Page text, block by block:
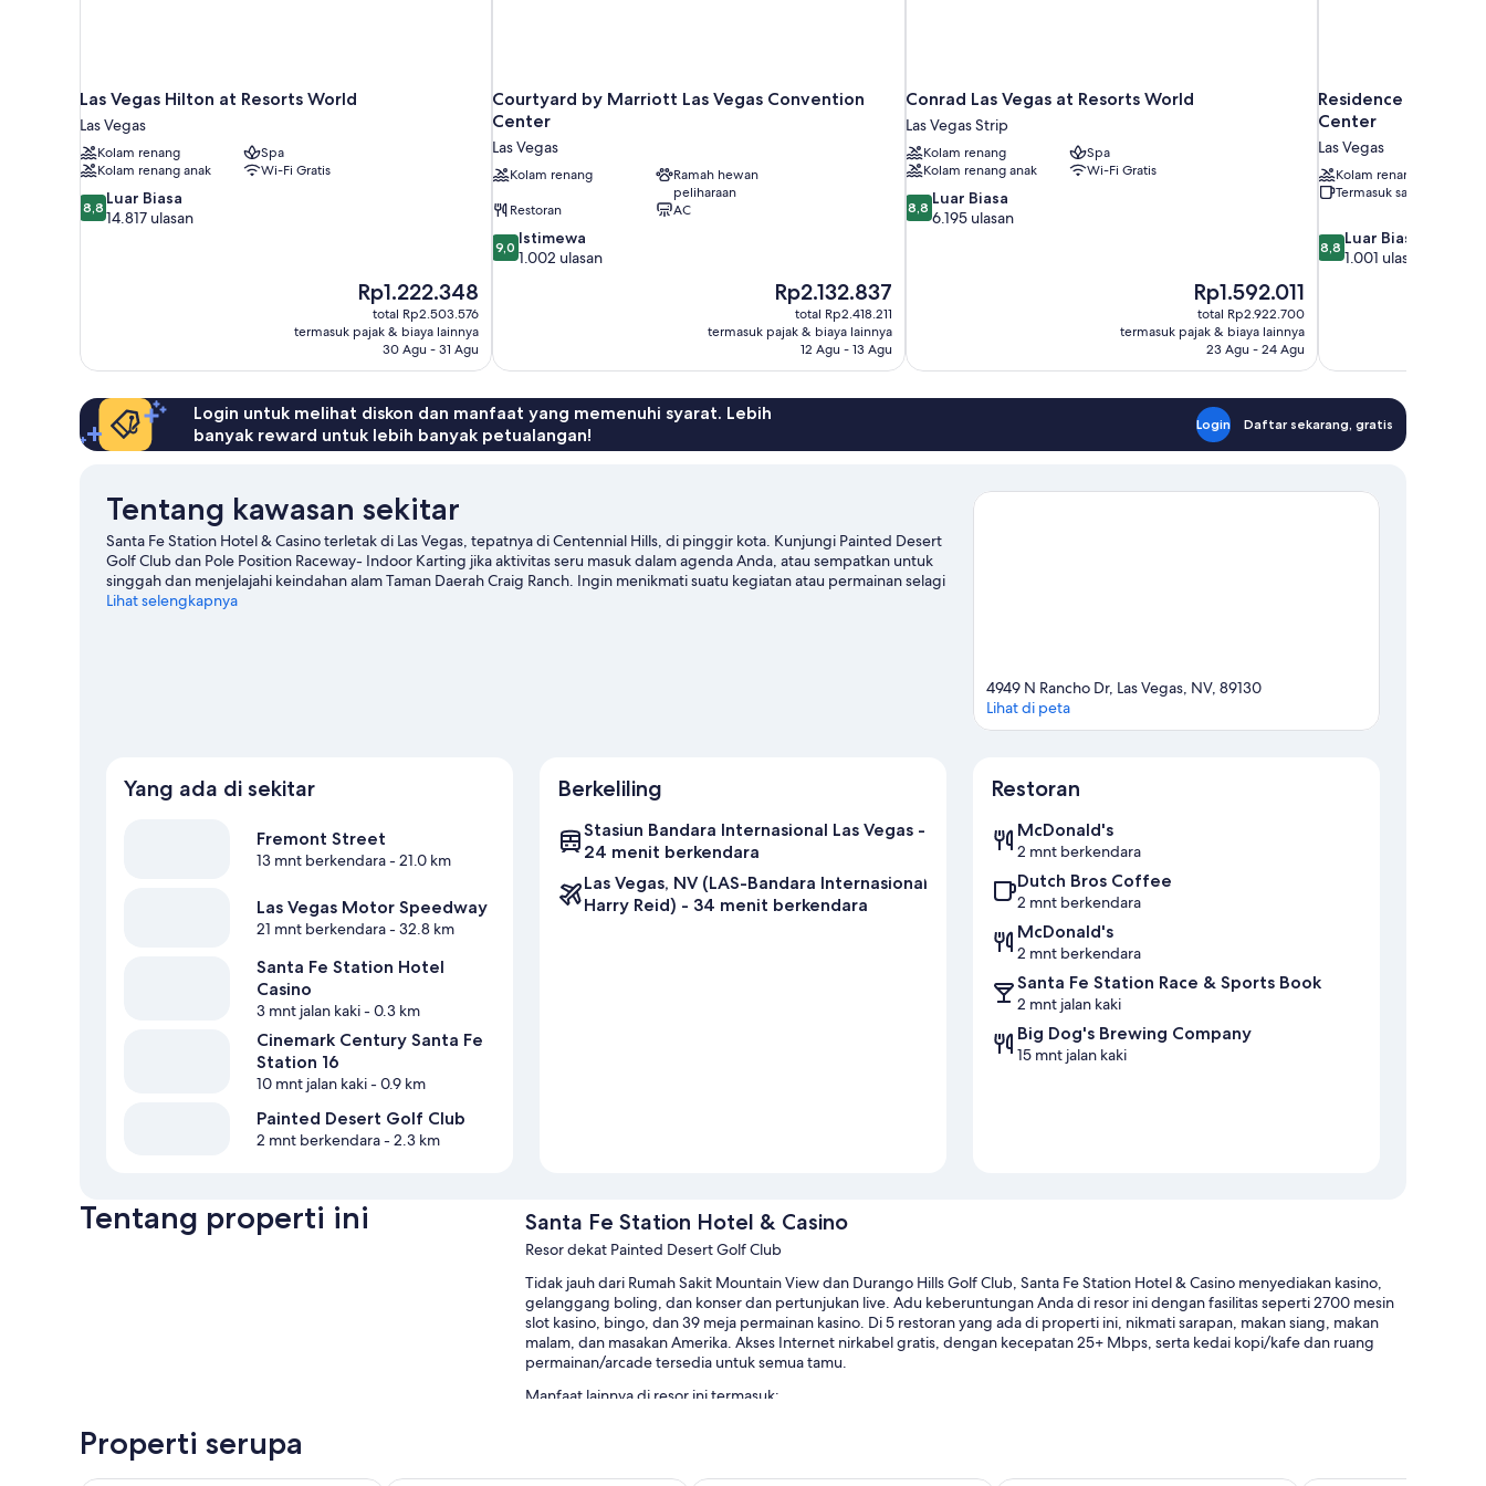
Las Vegas Hilton at Resorts World
Las Vegas
Kolam renang
Spa
Kolam renang anak
Wi-Fi Gratis
8.8
dari
8,8 Luar Biasa
14.817 ulasan
Harga
sekarang
Rp1.222.348
Rp1.222.348
total Rp2.503.576
termasuk pajak & biaya lainnya
30 Agu - 31 Agu
Courtyard by Marriott Las Vegas Convention
Center
Las Vegas
Kolam renang
Ramah hewan
peliharaan
Restoran
AC
9.0
dari
9,0 Istimewa
1.002 ulasan
Harga
sekarang
Rp2.132.837
Rp2.132.837
total Rp2.418.211
termasuk pajak & biaya lainnya
12 Agu - 13 Agu
Conrad Las Vegas at Resorts World
Las Vegas Strip
Kolam renang
Spa
Kolam renang anak
Wi-Fi Gratis
8.8
dari
8,8 Luar Biasa
6.195 ulasan
Harga
sekarang
Rp1.592.011
Rp1.592.011
total Rp2.922.700
termasuk pajak & biaya lainnya
23 Agu - 24 Agu
Residence Inn by
Center
Las Vegas
Kolam renang
Termasuk sarapan
8.8
dari
ulasan
8,8 Luar Biasa
1.001 ulasan
Login untuk melihat diskon dan manfaat yang memenuhi syarat. Lebih
banyak reward untuk lebih banyak petualangan!
Login Daftar sekarang, gratis
Tentang kawasan sekitar
Santa Fe Station Hotel & Casino terletak di Las Vegas, tepatnya di Centennial Hills, di pinggir kota. Kunjungi Painted Desert
Golf Club dan Pole Position Raceway- Indoor Karting jika aktivitas seru masuk dalam agenda Anda, atau sempatkan untuk
singgah dan menjelajahi keindahan alam Taman Daerah Craig Ranch. Ingin menikmati suatu kegiatan atau permainan selagi
mengunjungi kota ini? Coba periksa Las Vegas Motor Speedway.
Lihat selengkapnya
4949 N Rancho Dr, Las Vegas, NV, 89130
Lihat di peta
Yang ada di sekitar
Fremont Street
13 mnt berkendara- 21.0 km
Las Vegas Motor Speedway
21 mnt berkendara- 32.8 km
Santa Fe Station Hotel
Casino
3 mnt jalan kaki- 0.3 km
Cinemark Century Santa Fe
Station 16
10 mnt jalan kaki- 0.9 km
Painted Desert Golf Club
2 mnt berkendara- 2.3 km
Berkeliling
Stasiun Bandara Internasional Las Vegas -
24 menit berkendara
Las Vegas, NV (LAS-Bandara Internasional
Harry Reid) - 34 menit berkendara
Restoran
McDonald's
2 mnt berkendara
Dutch Bros Coffee
2 mnt berkendara
McDonald's
2 mnt berkendara
Santa Fe Station Race & Sports Book
2 mnt jalan kaki
Big Dog's Brewing Company
15 mnt jalan kaki
Tentang properti ini Santa Fe Station Hotel & Casino
Resor dekat Painted Desert Golf Club
Tidak jauh dari Rumah Sakit Mountain View dan Durango Hills Golf Club, Santa Fe Station Hotel & Casino menyediakan kasino,
gelanggang boling, dan konser dan pertunjukan live. Adu keberuntungan Anda di resor ini dengan fasilitas seperti 2700 mesin
slot kasino, bingo, dan 39 meja permainan kasino. Di 5 restoran yang ada di properti ini, nikmati sarapan, makan siang, makan
malam, dan masakan Amerika. Akses Internet nirkabel gratis, dengan kecepatan 25+ Mbps, serta kedai kopi/kafe dan ruang
permainan/arcade tersedia untuk semua tamu.
Manfaat lainnya di resor ini termasuk:
Properti serupa